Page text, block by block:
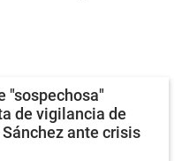
"sospechosa"
de vigilancia de
ante crisis